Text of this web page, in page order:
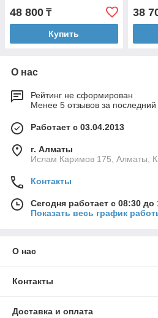
48 800 ₸
Купить
38
О нас
Рейтинг не сформирован
Менее 5 отзывов за последний
Работает с 03.04.2013
г. Алматы
Ислам Каримов 175, Алматы,
Контакты
Сегодня работает с 08:30 до
Показать весь график
О нас
Контакты
Доставка и оплата